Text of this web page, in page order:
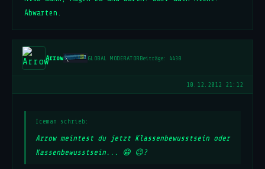
Abwarten.
Arrow GLOBAL MODERATORBeiträge: 4438
10.12.2012 21:12
Iceman schrieb:
Arrow meintest du jetzt Klassenbewusstsein oder
Kassenbewusstsein... 😁 😉?